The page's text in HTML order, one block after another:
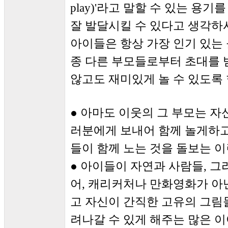
play)'라고 말할 수 있는 용기
잘 발달시킬 수 있다고 생각
아이들은 항상 가장 인기 있
종 다른 부모들로부터 초대를
않고도 재미있게 놀 수 있도록
● 아마도 이웃의 그 부모는 자
러분에게 보내어 함께 놀게하
들이 함께 노는 것을 돌보는
● 아이들이 자연과 사람들, 그
어, 캐리커처나 만화영화가
고 자신이 간직한 고유의 그
려나갈 수 있게 해주는 많은